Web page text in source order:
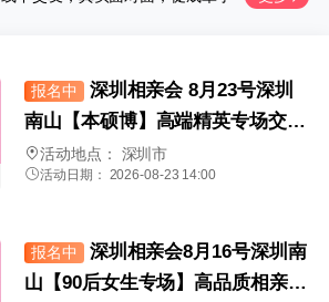
报名中 深圳相亲会 8月23号深圳
南山【本硕博】高端精英专场交友
派对
活动地点： 深圳市
活动日期： 2026-08-23 14:00
报名中 深圳相亲会8月16号深圳南
山【90后女生专场】高品质相亲交